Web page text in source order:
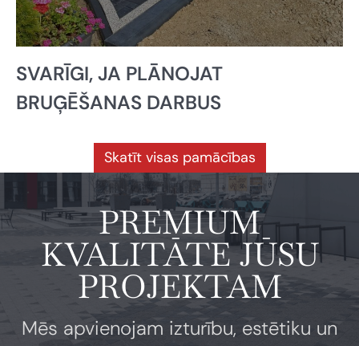
SVARĪGI, JA PLĀNOJAT
BRUĢĒŠANAS DARBUS
Skatīt visas pamācības
PREMIUM
KVALITĀTE JŪSU
PROJEKTAM
Mēs apvienojam izturību, estētiku un